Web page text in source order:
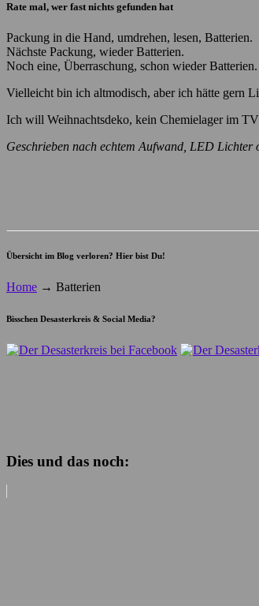
Rate mal, wer fast nichts gefunden hat
Packung in die Hand, umdrehen, lesen, Batterien.
Nächste Packung, wieder Batterien.
Noch eine, Überraschung, schon wieder Batterien.
Vielleicht bin ich altmodisch, aber ich hätte gern
Ich will Weihnachtsdeko, kein Chemielager im
Geschrieben nach echtem Aufwand, LED Lichter
Übersicht im Blog verloren? Hier bist Du!
Home → Batterien
Bisschen Desasterkreis & Social Media?
Dies und das noch: